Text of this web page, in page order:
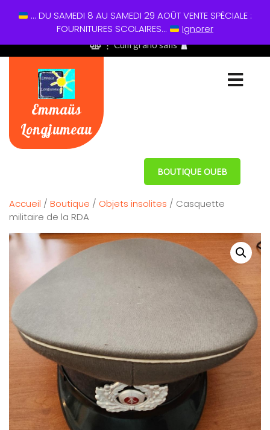
01 60 49 13 60
⋮ Cum grano salis
Emmaüs
Longjumeau
BOUTIQUE OUEB
Accueil / Boutique / Objets insolites / Casquette
militaire de la RDA
... DU SAMEDI 8 AU SAMEDI 29 AOÛT VENTE SPÉCIALE :
FOURNITURES SCOLAIRES...
Ignorer